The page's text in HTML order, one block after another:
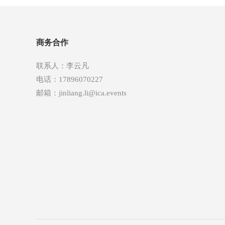
商务合作
联系人：李云凡
电话：17896070227
邮箱：jinliang.li@ica.events